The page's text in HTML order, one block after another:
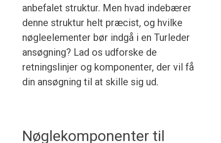
anbefalet struktur. Men hvad indebærer
denne struktur helt præcist, og hvilke
nøgleelementer bør indgå i en Turleder
ansøgning? Lad os udforske de
retningslinjer og komponenter, der vil få
din ansøgning til at skille sig ud.
Nøglekomponenter til